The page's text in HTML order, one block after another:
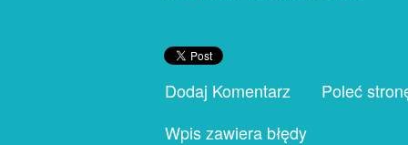
Dodaj Komentarz
Poleć
Wpis zawiera błędy